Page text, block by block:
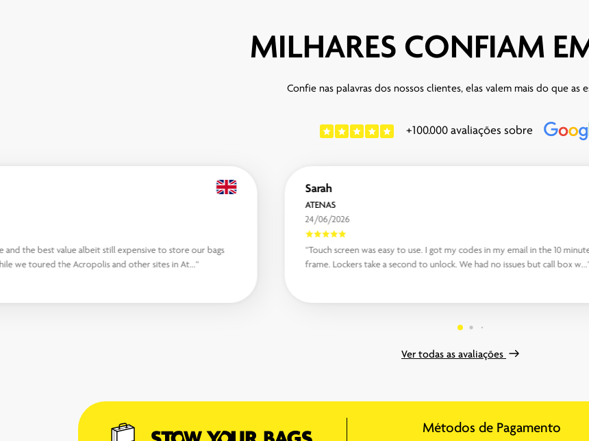
MILHARES CONFIAM
Confie nas palavras dos nossos clientes, elas valem mais do que as
+100.000 avaliações sobre
and the best value albeit still expensive to store our bags
we toured the Acropolis and other sites in At...“
Sarah
ATENAS
24/06/2026
“Touch screen was easy to use. I got my codes in my email in the 10
frame. Lockers take a second to unlock. We had no issues but call box
Ver todas as avaliações
Métodos de Pagamento